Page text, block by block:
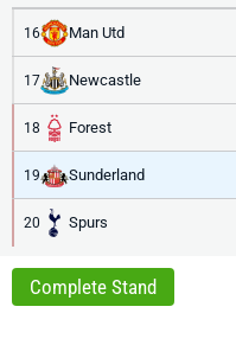
16 Man Utd
17 Newcastle
18 Forest
19 Sunderland
20 Spurs
Complete Stand